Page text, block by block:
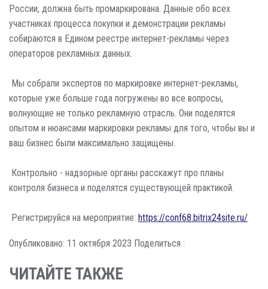
России, должна быть промаркирована. Данные обо всех
участниках процесса покупки и демонстрации рекламы
собираются в Едином реестре интернет-рекламы через
операторов рекламных данных.
Мы собрали экспертов по маркировке интернет-рекламы,
которые уже больше года погружены во все вопросы,
волнующие не только рекламную отрасль. Они поделятся
опытом и нюансами маркировки рекламы для того, чтобы вы и
ваш бизнес были максимально защищены.
Контрольно - надзорные органы расскажут про планы
контроля бизнеса и поделятся существующей практикой.
Регистрируйся на мероприятие: https://conf68.bitrix24site.ru/
Опубликовано: 11 октября 2023 Поделиться :
ЧИТАЙТЕ ТАКЖЕ